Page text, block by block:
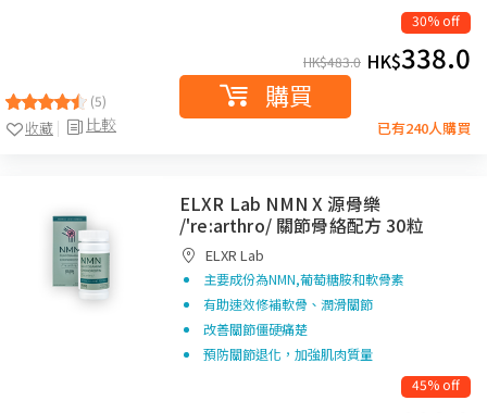
(5)
比較
收藏
30% off
HK$483.0 HK$338.0
購買
已有240人購買
ELXR Lab NMN X 源骨樂
/'re:arthro/ 關節骨絡配方 30粒
ELXR Lab
主要成份為NMN,葡萄糖胺和軟骨素
有助速效修補軟骨、潤滑關節
改善關節僵硬痛楚
預防關節退化，加強肌肉質量
45% off